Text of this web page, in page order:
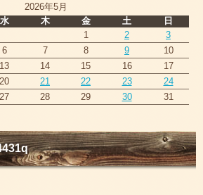
2026年5月
水 木 金 土
日
1
2
3
6 7 8 9
10
13 14 15 16
17
20 21 22 23
24
27 28 29 30 31